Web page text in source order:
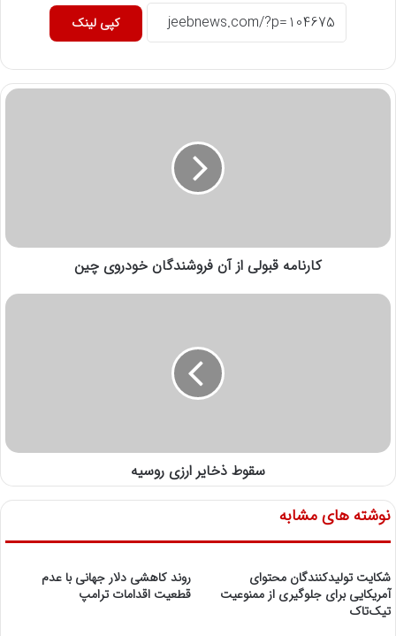
کپی لینک
کارنامه قبولی از آن فروشندگان خودروی چین
سقوط ذخایر ارزی روسیه
نوشته های مشابه
شکایت تولیدکنندگان محتوای
آمریکایی برای جلوگیری از ممنوعیت
تیک‌تاک
روند کاهشی دلار جهانی با عدم
قطعیت اقدامات ترامپ